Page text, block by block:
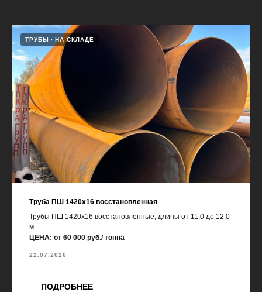
ТРУБЫ НА СКЛАДЕ
Труба ПШ 1420х16 восстановленная
Трубы ПШ 1420х16 восстановленные, длины от 11,0 до 12,0
м.
ЦЕНА: от 60 000 руб./ тонна
22.07.2026
ПОДРОБНЕЕ